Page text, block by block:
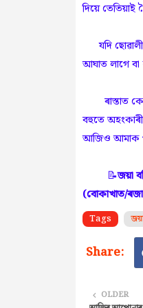
দিয়ে
‌যদি
আঘাত লাগে
ৰাস্তাত
বহুতে
আজিও আমাক
📝জয়া
(বোকাখাত/
Tags
OLDER